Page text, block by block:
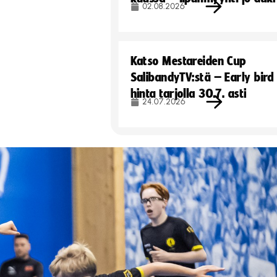
02.08.2026
Katso Mestareiden Cup
SalibandyTV:stä – Early
hinta tarjolla 30.7. asti
24.07.2026